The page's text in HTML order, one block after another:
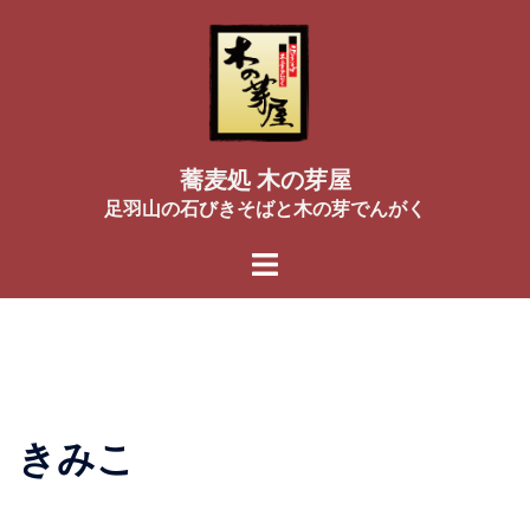
蕎麦処 木の芽屋
足羽山の石びきそばと木の芽でんがく
きみこ